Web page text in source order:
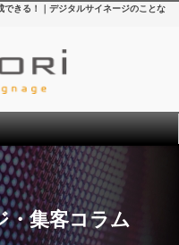
きる！｜デジタルサイネージのことな
・集客コラム